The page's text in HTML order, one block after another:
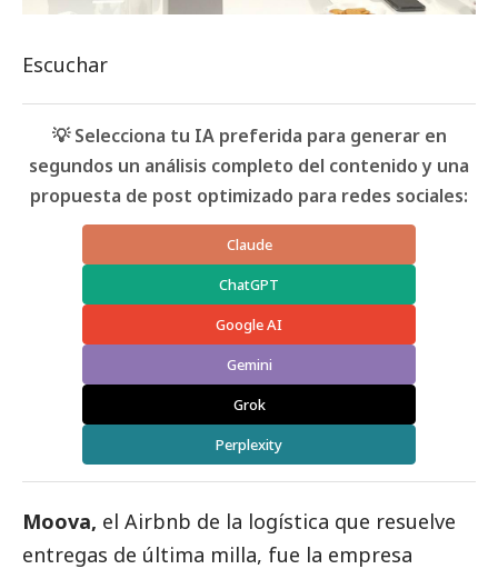
Escuchar
💡 Selecciona tu IA preferida para generar en
segundos un análisis completo del contenido y una
propuesta de post optimizado para redes sociales:
Claude
ChatGPT
Google AI
Gemini
Grok
Perplexity
Moova, el Airbnb de la logística que resuelve
entregas de última milla, fue la empresa